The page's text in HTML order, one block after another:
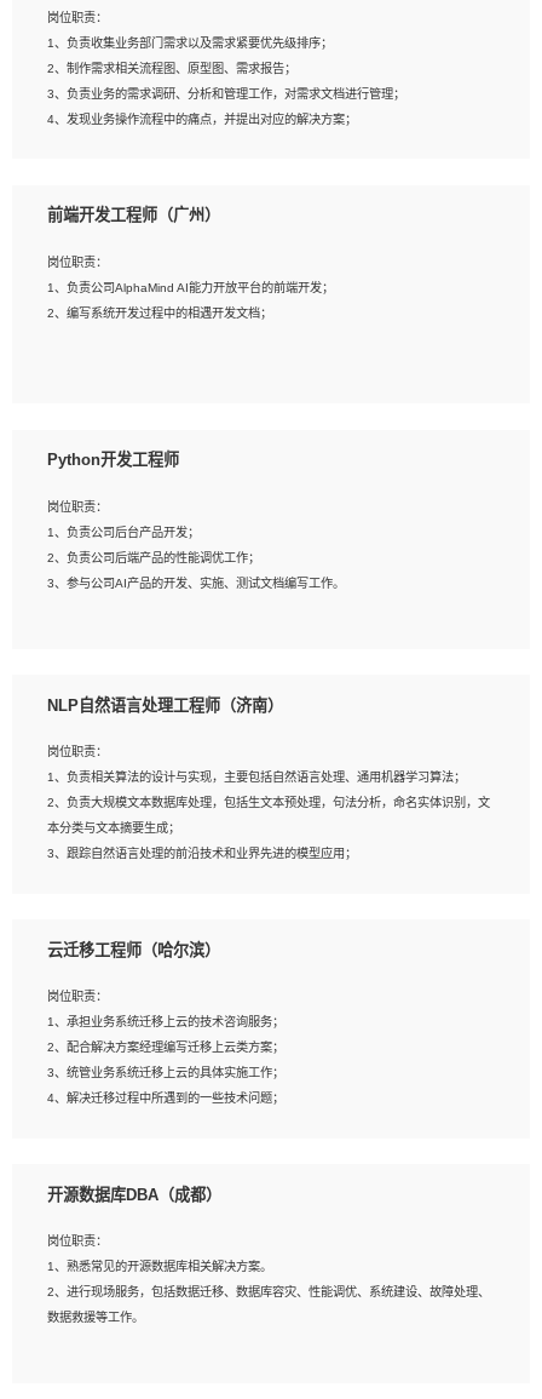
3、熟练使用脚本语言，shell/python任一种，熟练使用Ansible
4、熟悉linux常见服务、中间件的基本原理、部署以及故障处理，如：Mysql、
Apache、Nginx、Zabbix、Kafka等
5、熟悉主流虚拟化技术，如：VMware、KVM
6、具备网络方面的基础知识，熟悉常见的网络协议，如TCP/IP，转发原理，路由优
8、有良好的文档编写能力和沟通能力，有RHCE证书优先
岗位职责：
1、负责收集业务部门需求以及需求紧要优先级排序；
2、制作需求相关流程图、原型图、需求报告；
3、负责业务的需求调研、分析和管理工作，对需求文档进行管理；
4、发现业务操作流程中的痛点，并提出对应的解决方案；
岗位要求：
2、熟悉产品及需求规划工具，如:Axure、Xmind、MS Project等；
3、具备良好的交流协调能力，有较强的责任感、工作积极主动；
4、有较强的系统需求分析、文档编写能力、沟通能力；
前端开发工程师（广州）
岗位职责：
1、负责公司AlphaMind AI能力开放平台的前端开发；
2、编写系统开发过程中的相遇开发文档；
3、熟悉react/vue/angular任何一种前端框架，熟悉react优先；
5、善于沟通，具有团队意识；
Python开发工程师
岗位职责：
1、负责公司后台产品开发；
2、负责公司后端产品的性能调优工作；
3、参与公司AI产品的开发、实施、测试文档编写工作。
验的更佳；
3、熟悉数据库开发，熟悉Mysql、Oracle、MongoDb数据库应用开发其中一种；
4、熟悉Python Wed框架（Django/Flask...）代码能力优秀，熟悉编码规范和具备
良好的文档编写能力）；
5、沟通表达能力强，具备团队协作能力。
NLP自然语言处理工程师（济南）
岗位职责：
1、负责相关算法的设计与实现，主要包括自然语言处理、通用机器学习算法；
2、负责大规模文本数据库处理，包括生文本预处理，句法分析，命名实体识别，文
本分类与文本摘要生成；
3、跟踪自然语言处理的前沿技术和业界先进的模型应用；
岗位要求：
2、熟悉tensorflow，keras，pytorch等常规深度学习框架，快速根据客户需求实现
有效的模型；
3、熟悉掌握至少一种编程语言，如：Python，Java；
4、 熟悉NLP相关算法与实现；
5、至少有一次及以上问答系统的项目实践，熟悉问答系统全流程开发者优先；
云迁移工程师（哈尔滨）
岗位职责：
1、承担业务系统迁移上云的技术咨询服务；
2、配合解决方案经理编写迁移上云类方案；
3、统管业务系统迁移上云的具体实施工作；
4、解决迁移过程中所遇到的一些技术问题；
1、专科及以上学历，三年以上工作经验，计算机等相关专业；
3、熟悉常见操作系统、存储、网络、 IO 等相关原理；
4、具有迁移工具实操经验，具备P2V、V2V迁移能力；
5、熟练华为、VMware虚拟化、云计算及云存储技术；
6、熟悉主流数据库、应用服务器、中间件部署架构和运维方法；
开源数据库DBA（成都）
岗位职责：
1、熟悉常见的开源数据库相关解决方案。
2、进行现场服务，包括数据迁移、数据库容灾、性能调优、系统建设、故障处理、
数据救援等工作。